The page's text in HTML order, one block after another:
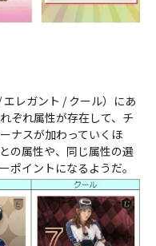
レガント / クール）にあ
ぞれ属性が存在して、チ
ナスが加わっていくほ
の属性や、同じ属性の選
ポイントになるようだ。